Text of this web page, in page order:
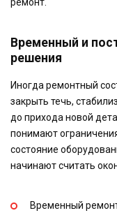
Временный и
решения
Иногда ремонтный
закрыть течь,
до прихода новой
понимают
состояние
начинают считать
Временный